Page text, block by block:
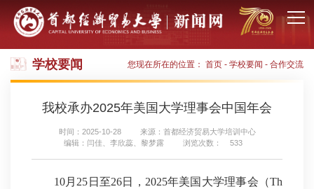
学校要闻 您现在所在的位置： 首页 - 学校要闻 - 合作交流
我校承办2025年美国大学理事会中国年会
时间：2025-10-28
来源：首都经济贸易大学培训中心
编辑：闫佳、李欣蕊、黎梦露
浏览次数： 533
10月25日至26日，2025年美国大学理事会（Th